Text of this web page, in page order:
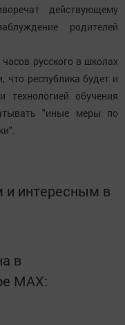
действующему
родителей
русского в школах
что республика будет и
обучения
"иные меры по
интересным в
в
MАХ: